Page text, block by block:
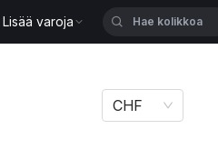
Lisää varoja
CHF